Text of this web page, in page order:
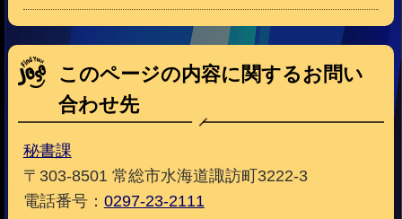
このページの内容に関するお問い
合わせ先
秘書課
〒303-8501 常総市水海道諏訪町3222-3
電話番号： 0297-23-2111